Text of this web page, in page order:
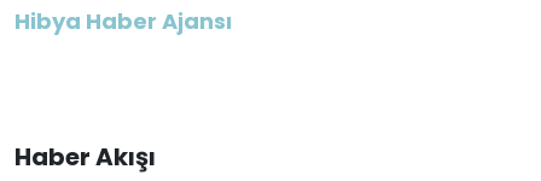
Hibya Haber Ajansı
Haber Akışı